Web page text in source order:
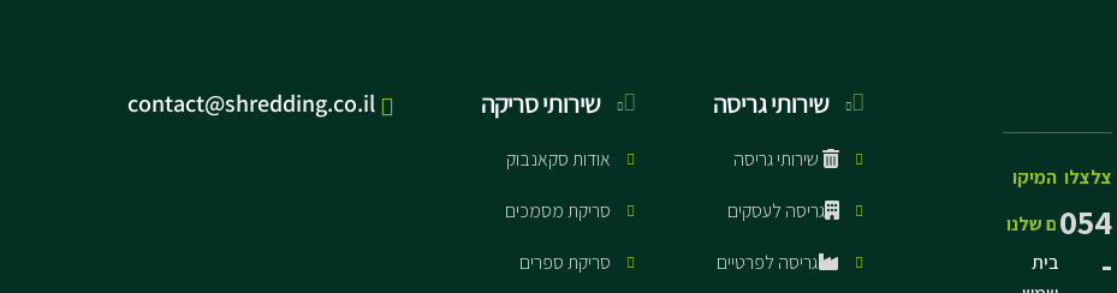
צלצלו
054
-
המיקו
ם שלנו
בית
שירותי גריסה
שירותי גריסה
גריסה לעסקים
גריסה לפרטיים
שירותי סריקה
אודות סקאנבוק
סריקת מסמכים
סריקת ספרים